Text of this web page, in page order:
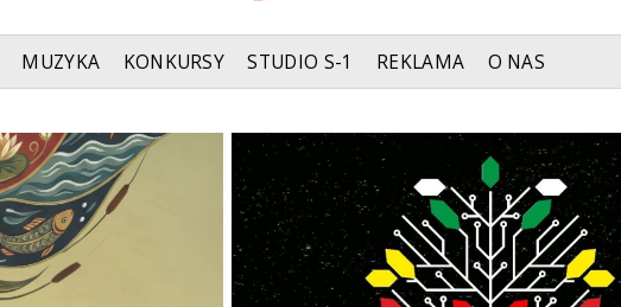
MUZYKA KONKURSY STUDIO S-1 REKLAMA O NAS